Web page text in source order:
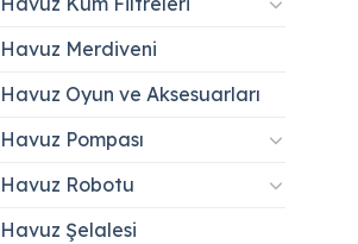
Havuz Merdiveni
Havuz Oyun ve Aksesuarları
Havuz Pompası
Havuz Robotu
Havuz Şelalesi